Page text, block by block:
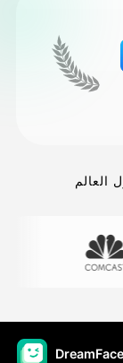
DreamFace